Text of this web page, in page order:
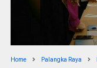
Home Palangka Raya